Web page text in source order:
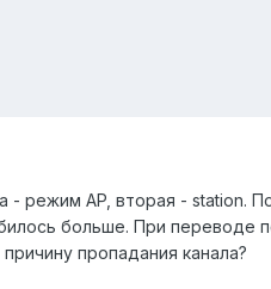
режим AP, вторая - station.
больше. При переводе
пропадания канала?